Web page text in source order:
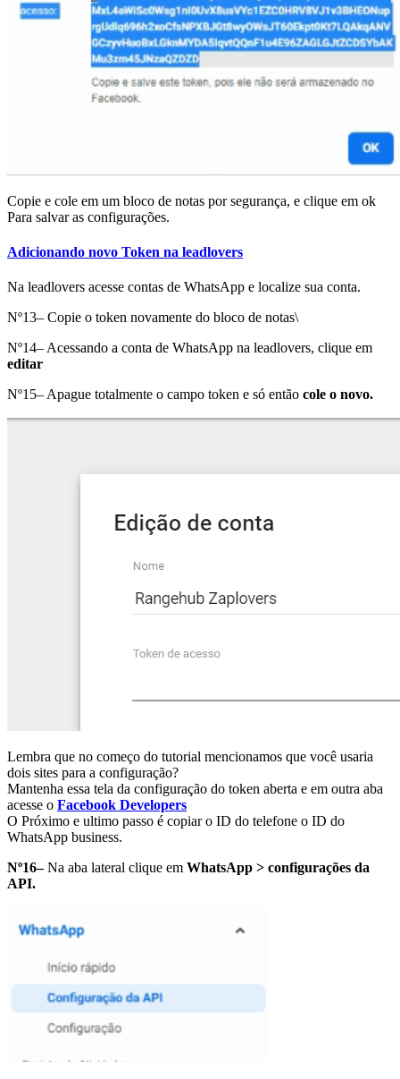
Copie e cole em um bloco de notas por segurança, e clique em ok
Para salvar as configurações.
Adicionando novo Token na leadlovers
Na leadlovers acesse contas de WhatsApp e localize sua conta.
Nº13– Copie o token novamente do bloco de notas\
Nº14– Acessando a conta de WhatsApp na leadlovers, clique em
editar
Nº15– Apague totalmente o campo token e só então cole o novo.
Lembra que no começo do tutorial mencionamos que você usaria
dois sites para a configuração?
Mantenha essa tela da configuração do token aberta e em outra aba
acesse o Facebook Developers
O Próximo e ultimo passo é copiar o ID do telefone o ID do
WhatsApp business.
Nº16–Na aba lateral clique em WhatsApp > configurações da
API.